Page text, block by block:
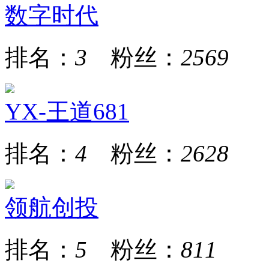
数字时代
排名： 3 粉丝： 2569
YX-王道681
排名： 4 粉丝： 2628
领航创投
排名： 5 粉丝： 811